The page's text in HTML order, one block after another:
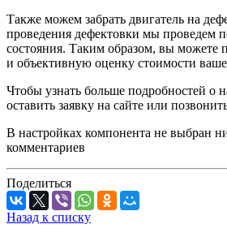
Также можем забрать двигатель на
проведения дефектовки мы проведем
состояния. Таким образом, вы можете
и объективную оценку стоимости
Чтобы узнать больше подробностей о
оставить заявку на сайте или
В настройках компонента не выбран
комментариев
Поделиться
Назад к списку